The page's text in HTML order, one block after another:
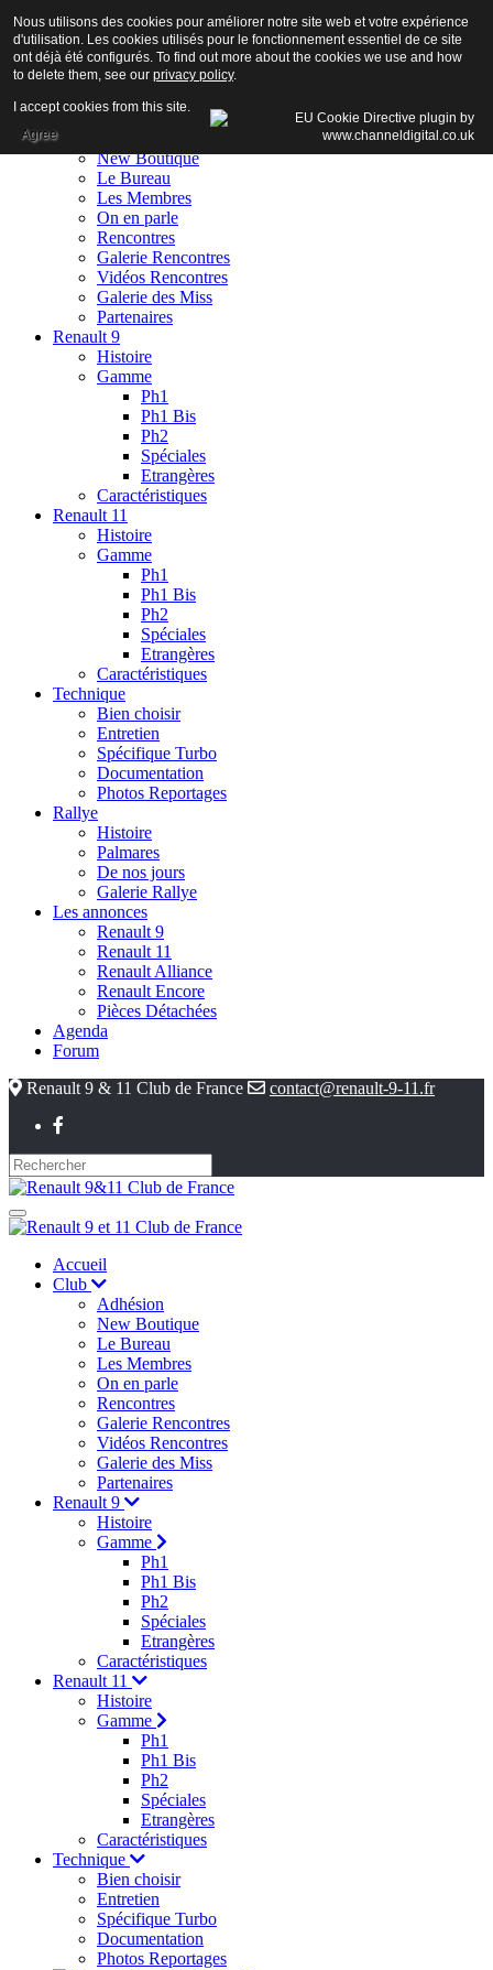
Accueil
New Boutique
Le Bureau
Les Membres
On en parle
Rencontres
Galerie Rencontres
Vidéos Rencontres
Galerie des Miss
Partenaires
Renault 9
Histoire
Gamme
Ph1
Ph1 Bis
Ph2
Spéciales
Etrangères
Caractéristiques
Renault 11
Histoire
Gamme
Ph1
Ph1 Bis
Ph2
Spéciales
Etrangères
Caractéristiques
Technique
Bien choisir
Entretien
Spécifique Turbo
Documentation
Photos Reportages
Rallye
Histoire
Palmares
De nos jours
Galerie Rallye
Les annonces
Renault 9
Renault 11
Renault Alliance
Renault Encore
Pièces Détachées
Agenda
Forum
Renault 9 & 11 Club de France
contact@renault-9-11.fr
Accueil
Club
Adhésion
New Boutique
Le Bureau
Les Membres
On en parle
Rencontres
Galerie Rencontres
Vidéos Rencontres
Galerie des Miss
Partenaires
Renault 9
Histoire
Gamme
Ph1
Ph1 Bis
Ph2
Spéciales
Etrangères
Caractéristiques
Renault 11
Histoire
Gamme
Ph1
Ph1 Bis
Ph2
Spéciales
Etrangères
Caractéristiques
Technique
Bien choisir
Entretien
Spécifique Turbo
Documentation
Photos Reportages
Nous utilisons des cookies pour améliorer notre site web et votre expérience
d'utilisation. Les cookies utilisés pour le fonctionnement essentiel de ce site
ont déjà été configurés. To find out more about the cookies we use and how
to delete them, see our privacy policy.
I accept cookies from this site.
Agree